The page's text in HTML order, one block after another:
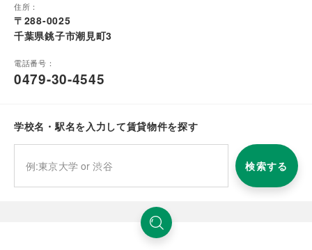
住所：
〒288-0025
千葉県銚子市潮見町3
電話番号：
0479-30-4545
学校名・駅名を入力して賃貸物件を探す
検索する